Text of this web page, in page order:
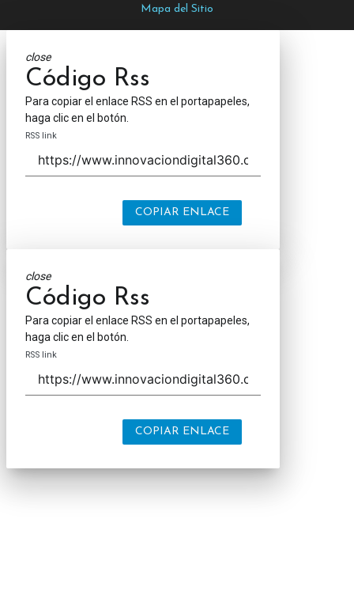
Mapa del Sitio
close
Código Rss
Para copiar el enlace RSS en el portapapeles,
haga clic en el botón.
RSS link
COPIAR ENLACE
close
Código Rss
Para copiar el enlace RSS en el portapapeles,
haga clic en el botón.
RSS link
COPIAR ENLACE